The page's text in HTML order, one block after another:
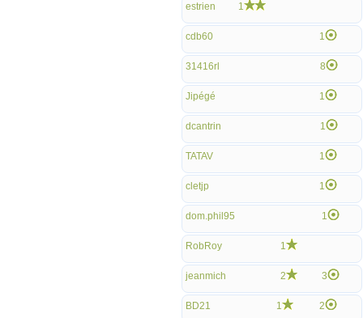
estrien 1
cdb60 1
31416rl 8
Jipégé 1
dcantrin 1
TATAV 1
cletjp 1
dom.phil95 1
RobRoy 1
jeanmich 2 3
BD21 1 2